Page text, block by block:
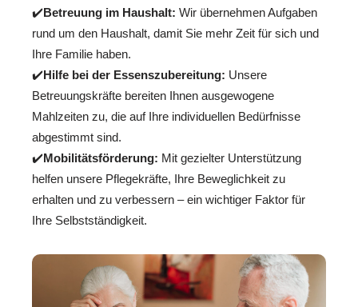
✔️Betreuung im Haushalt: Wir übernehmen Aufgaben
rund um den Haushalt, damit Sie mehr Zeit für sich und
Ihre Familie haben.
✔️Hilfe bei der Essenszubereitung: Unsere
Betreuungskräfte bereiten Ihnen ausgewogene
Mahlzeiten zu, die auf Ihre individuellen Bedürfnisse
abgestimmt sind.
✔️Mobilitätsförderung: Mit gezielter Unterstützung
helfen unsere Pflegekräfte, Ihre Beweglichkeit zu
erhalten und zu verbessern – ein wichtiger Faktor für
Ihre Selbstständigkeit.